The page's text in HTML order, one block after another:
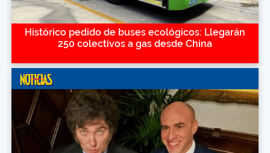
Histórico pedido de buses ecológicos: Llegarán
250 colectivos a gas desde China